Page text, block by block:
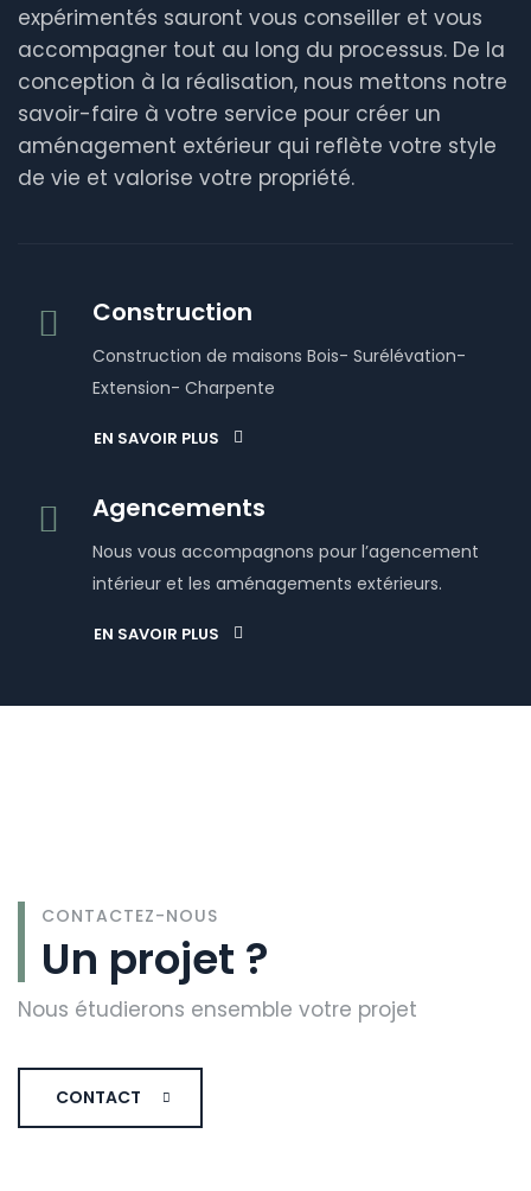
expérimentés sauront vous conseiller et vous
accompagner tout au long du processus. De la
conception à la réalisation, nous mettons notre
savoir-faire à votre service pour créer un
aménagement extérieur qui reflète votre style
de vie et valorise votre propriété.
Construction
Construction de maisons Bois- Surélévation-
Extension- Charpente
EN SAVOIR PLUS
Agencements
Nous vous accompagnons pour l’agencement
intérieur et les aménagements extérieurs.
EN SAVOIR PLUS
CONTACTEZ-NOUS
Un projet ?
Nous étudierons ensemble votre projet
CONTACT